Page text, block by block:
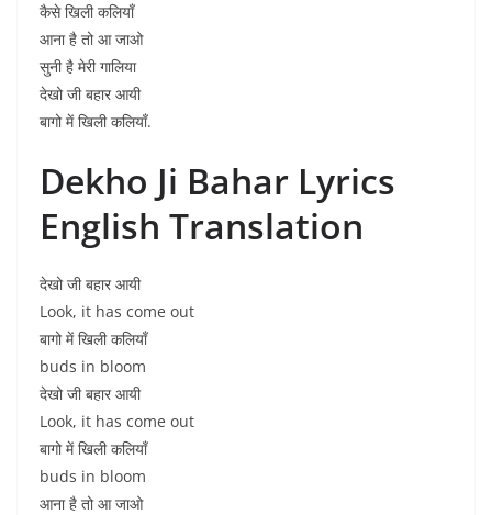
कैसे खिली कलियाँ
आना है तो आ जाओ
सुनी है मेरी गालिया
देखो जी बहार आयी
बागो में खिली कलियाँ.
Dekho Ji Bahar Lyrics
English Translation
देखो जी बहार आयी
Look, it has come out
बागो में खिली कलियाँ
buds in bloom
देखो जी बहार आयी
Look, it has come out
बागो में खिली कलियाँ
buds in bloom
आना है तो आ जाओ